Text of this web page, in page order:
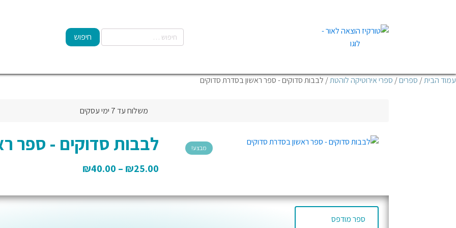
עמוד הבית/ ספרים/ ספרי אירוטיקה לוהטת/ לבבות סדוקים - ספר ראשון בסדרת סדוקים
משלוח עד 7 ימי עסקים
מבצע! לבבות סדוקים - ספר
₪25.00
–
₪40.00